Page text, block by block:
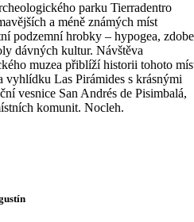
parku Tierradentro
a méně známých míst
podzemní hrobky – hypogea,
dávných kultur. Návštěva
muzea přiblíží historii tohoto
vyhlídku Las Pirámides s krásnými
vesnice San Andrés de Pisimbalá,
komunit. Nocleh.